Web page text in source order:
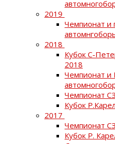
2019
Чемпионат и
2018
Кубок С-
2018
Чемпионат и
Чемпионат
Кубок
2017
Чемпионат
Кубок Р.